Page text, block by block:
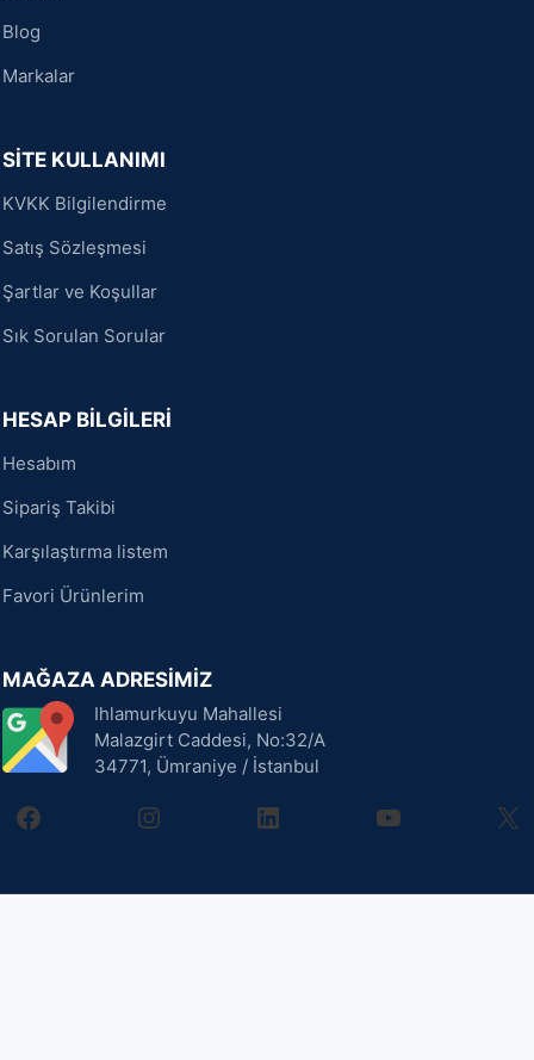
Blog
Markalar
SİTE KULLANIMI
KVKK Bilgilendirme
Satış Sözleşmesi
Şartlar ve Koşullar
Sık Sorulan Sorular
HESAP BİLGİLERİ
Hesabım
Sipariş Takibi
Karşılaştırma listem
Favori Ürünlerim
MAĞAZA ADRESİMİZ
Ihlamurkuyu Mahallesi
Malazgirt Caddesi, No:32/A
34771, Ümraniye / İstanbul
facebookinstagramlinkedin youtube X